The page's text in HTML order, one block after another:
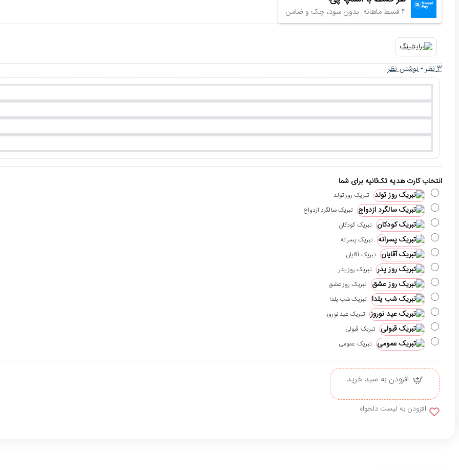
4 قسط ماهانه. بدون سود، چک و ضامن.
3 نظر -نوشتن نظر
انتخاب کارت هدیه تک‌ثانیه برای شما
تبریک روز تولد
تبریک سالگرد ازدواج
تبریک کودکان
تبریک پسرانه
تبریک آقایان
تبریک روز پدر
تبریک روز عشق
تبریک شب یلدا
تبریک عید نوروز
تبریک قبولی
تبریک عمومی
افزودن به سبد خرید
افزودن به لیست دلخواه